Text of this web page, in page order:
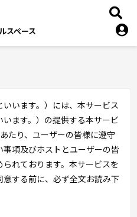
スペース
います。）には、本サービス
ます。）の提供する本サービ
たり、ユーザーの皆様に遵守
項及びホストとユーザーの皆
れております。本サービスを
する前に、必ず全文お読み下